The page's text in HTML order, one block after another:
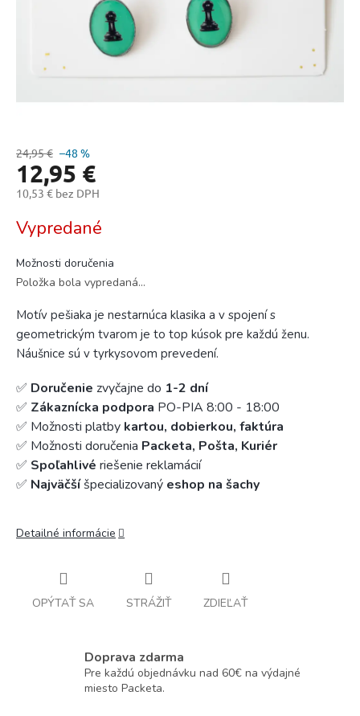
24,95 € –48 %
12,95 €
10,53 € bez DPH
cena:
Vypredané
Možnosti doručenia
Položka bola vypredaná…
Motív pešiaka je nestarnúca klasika a v spojení s
geometrickým tvarom je to top kúsok pre každú ženu.
Náušnice sú v tyrkysovom prevedení.
✅ Doručenie zvyčajne do 1-2 dní
✅ Zákaznícka podpora PO-PIA 8:00 - 18:00
✅ Možnosti platby kartou, dobierkou, faktúra
✅ Možnosti doručenia Packeta, Pošta, Kuriér
✅ Spoľahlivé riešenie reklamácií
✅ Najväčšíšpecializovaný eshop na šachy
Detailné informácie
OPÝTAŤ SA STRÁŽIŤ ZDIEĽAŤ
Doprava zdarma
Pre každú objednávku nad 60€ na výdajné
miesto Packeta.